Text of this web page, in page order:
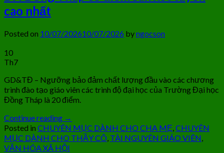
cao nhất
Posted on 10/07/202610/07/2026 byngocson
10
Th7
GD&TĐ – Ngưỡng bảo đảm chất lượng đầu vào các chương
trình đào tạo giáo viên các trình độ đại học của Trường Đại học
Đồng Tháp là 20 điểm.
Continue reading →
Posted in CHUYÊN MỤC DÀNH CHO CHA MẸ CHUYÊN
MỤC DÀNH CHO THẦY CÔ TÀI NGUYÊN GIÁO VIÊN
VĂN HÓA XÃ HỘI